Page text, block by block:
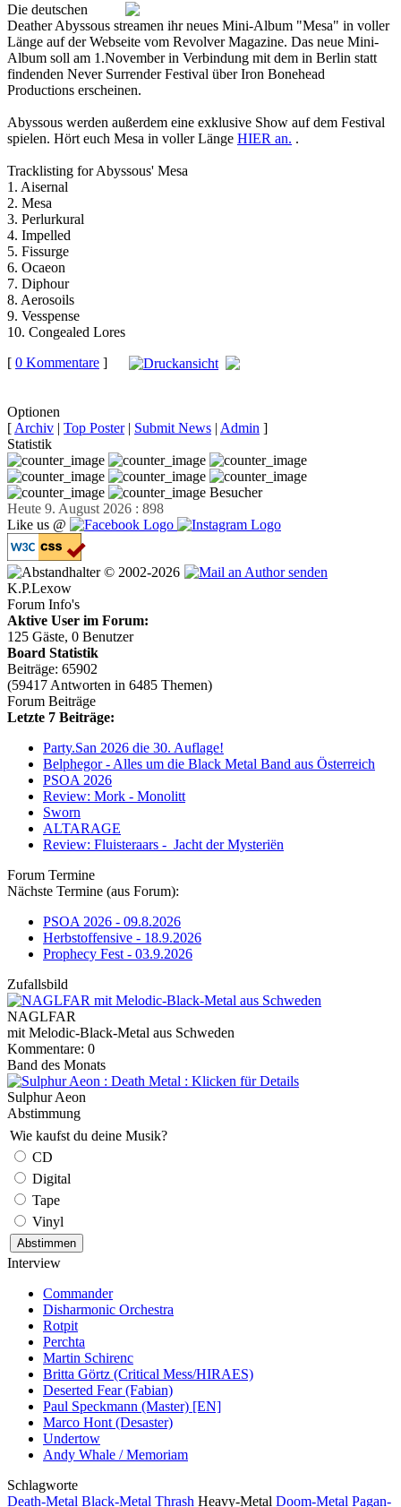
Die deutschen
Deather Abyssous streamen ihr neues Mini-Album "Mesa" in voller
Länge auf der Webseite vom Revolver Magazine. Das neue Mini-
Album soll am 1.November in Verbindung mit dem in Berlin statt
findenden Never Surrender Festival über Iron Bonehead
Productions erscheinen.
Abyssous werden außerdem eine exklusive Show auf dem Festival
spielen. Hört euch Mesa in voller Länge HIER an. .
Tracklisting for Abyssous' Mesa
1. Aisernal
2. Mesa
3. Perlurkural
4. Impelled
5. Fissurge
6. Ocaeon
7. Diphour
8. Aerosoils
9. Vesspense
10. Congealed Lores
[ 0 Kommentare ]
Optionen
[ Archiv | Top Poster| Submit News | Admin ]
Statistik
Besucher
Heute 9. August 2026 : 898
Like us @
© 2002-2026
K.P.Lexow
Forum Info's
Aktive User im Forum:
125 Gäste, 0 Benutzer
Board Statistik
Beiträge: 65902
(59417 Antworten in 6485 Themen)
Forum Beiträge
Letzte 7 Beiträge:
Party.San 2026 die 30. Auflage!
Belphegor - Alles um die Black Metal Band aus Österreich
PSOA 2026
Review: Mork - Monolitt
Sworn
ALTARAGE
Review: Fluisteraars - Jacht der Mysteriën
Forum Termine
Nächste Termine (aus Forum):
PSOA 2026 - 09.8.2026
Herbstoffensive - 18.9.2026
Prophecy Fest - 03.9.2026
Zufallsbild
NAGLFAR
mit Melodic-Black-Metal aus Schweden
Kommentare: 0
Band des Monats
Sulphur Aeon
Abstimmung
Wie kaufst du deine Musik?
CD
Digital
Tape
Vinyl
Interview
Commander
Disharmonic Orchestra
Rotpit
Perchta
Martin Schirenc
Britta Görtz (Critical Mess/HIRAES)
Deserted Fear (Fabian)
Paul Speckmann (Master) [EN]
Marco Hont (Desaster)
Undertow
Andy Whale / Memoriam
Schlagworte
Death-Metal Black-Metal Thrash Heavy-Metal Doom-Metal Pagan-